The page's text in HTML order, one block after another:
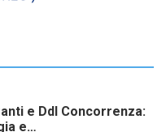
e Ddl Concorrenza:
e…